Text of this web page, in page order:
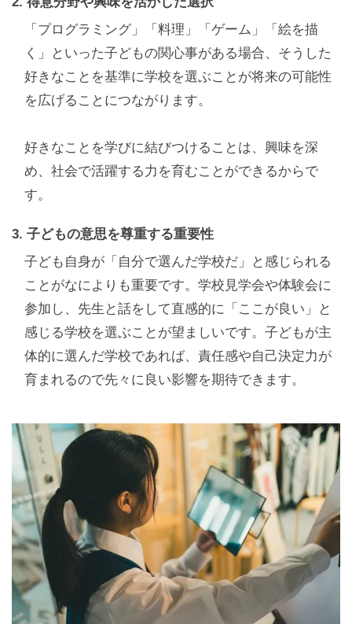
「プログラミング」「料理」「ゲーム」「絵を描
く」といった子どもの関心事がある場合、そうした
好きなことを基準に学校を選ぶことが将来の可能性
を広げることにつながります。
好きなことを学びに結びつけることは、興味を深
め、社会で活躍する力を育むことができるからで
す。
3. 子どもの意思を尊重する重要性
子ども自身が「自分で選んだ学校だ」と感じられる
ことがなによりも重要です。学校見学会や体験会に
参加し、先生と話をして直感的に「ここが良い」と
感じる学校を選ぶことが望ましいです。子どもが主
体的に選んだ学校であれば、責任感や自己決定力が
育まれるので先々に良い影響を期待できます。